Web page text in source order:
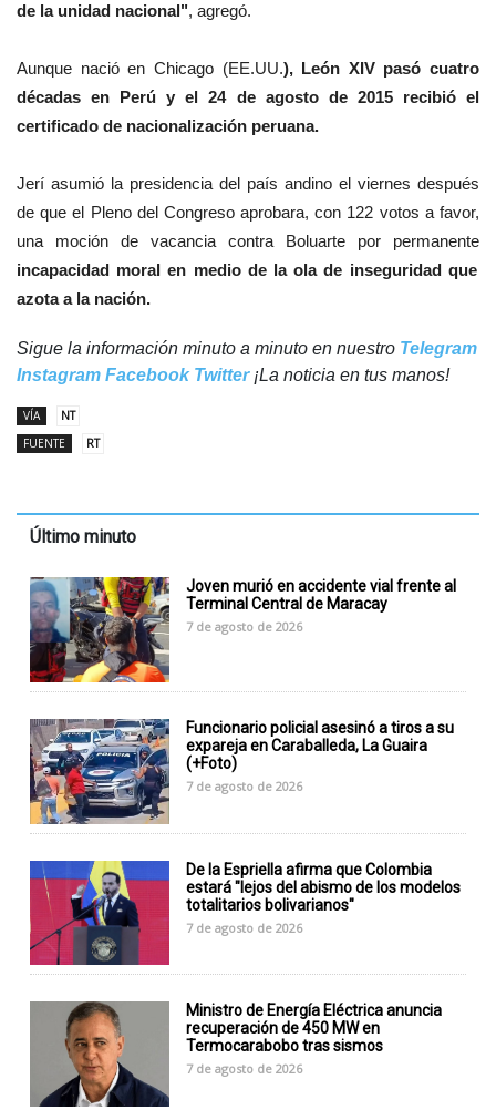
de la unidad nacional", agregó.
Aunque nació en Chicago (EE.UU.), León XIV pasó cuatro
décadas en Perú y el 24 de agosto de 2015 recibió el
certificado de nacionalización peruana.
Jerí asumió la presidencia del país andino el viernes después
de que el Pleno del Congreso aprobara, con 122 votos a favor,
una moción de vacancia contra Boluarte por permanente
incapacidad moral en medio de la ola de inseguridad que
azota a la nación.
Sigue la información minuto a minuto en nuestro Telegram
Instagram Facebook Twitter¡La noticia en tus manos!
VÍA
NT
FUENTE
RT
Último minuto
Joven murió en accidente vial frente al
Terminal Central de Maracay
7 de agosto de 2026
Funcionario policial asesinó a tiros a su
expareja en Caraballeda, La Guaira
(+Foto)
7 de agosto de 2026
De la Espriella afirma que Colombia
estará "lejos del abismo de los modelos
totalitarios bolivarianos"
7 de agosto de 2026
Ministro de Energía Eléctrica anuncia
recuperación de 450 MW en
Termocarabobo tras sismos
7 de agosto de 2026